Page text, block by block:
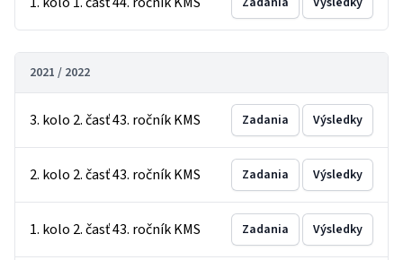
2021 / 2022
3. kolo 2. časť 43. ročník KMS Zadania Výsledky
2. kolo 2. časť 43. ročník KMS Zadania Výsledky
1. kolo 2. časť 43. ročník KMS Zadania Výsledky